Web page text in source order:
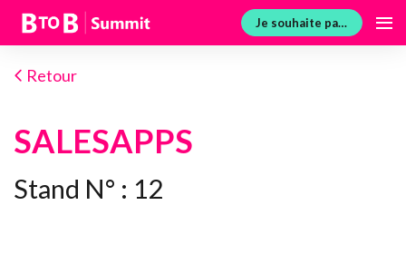
Je souhaite participer
Retour
SALESAPPS
Stand N° : 12